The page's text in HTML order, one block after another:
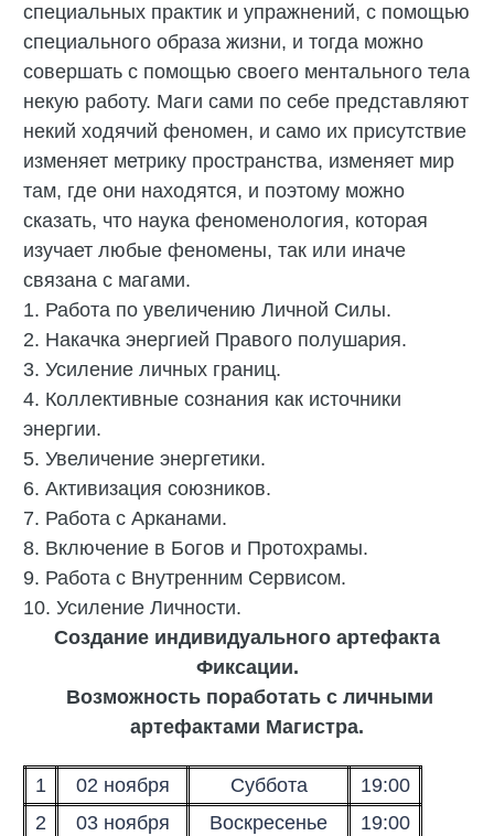
специальных практик и упражнений, с помощью
специального образа жизни, и тогда можно
совершать с помощью своего ментального тела
некую работу. Маги сами по себе представляют
некий ходячий феномен, и само их присутствие
изменяет метрику пространства, изменяет мир
там, где они находятся, и поэтому можно
сказать, что наука феноменология, которая
изучает любые феномены, так или иначе
связана с магами.
1. Работа по увеличению Личной Силы.
2. Накачка энергией Правого полушария.
3. Усиление личных границ.
4. Коллективные сознания как источники
энергии.
5. Увеличение энергетики.
6. Активизация союзников.
7. Работа с Арканами.
8. Включение в Богов и Протохрамы.
9. Работа с Внутренним Сервисом.
10. Усиление Личности.
Создание индивидуального артефакта
Фиксации.
Возможность поработать с личными
артефактами Магистра.
1 02 ноября Суббота
19:00
2
03 ноября Воскресенье
19:00